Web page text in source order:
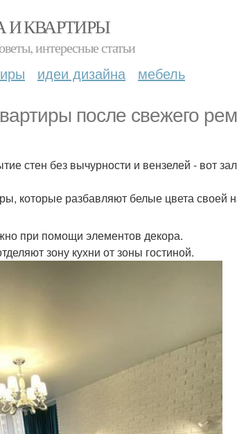
И КВАРТИРЫ
интересные статьи
идеи дизайна мебель
после свежего
стен без вычурности и вензелей - вот
которые разбавляют белые цвета своей
при помощи элементов декора.
зону кухни от зоны гостиной.